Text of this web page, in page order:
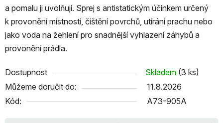
a pomalu ji uvolňují. Sprej s antistatickým účinkem určený
k provonění místností, čištění povrchů, utírání prachu nebo
jako voda na žehlení pro snadnější vyhlazení záhybů a
provonění prádla.
Dostupnost Skladem (3 ks)
Můžeme doručit do:
11.8.2026
Kód:
A73-905A